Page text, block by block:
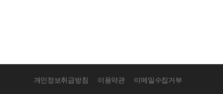
개인정보취급방침 이용약관 이메일수집거부